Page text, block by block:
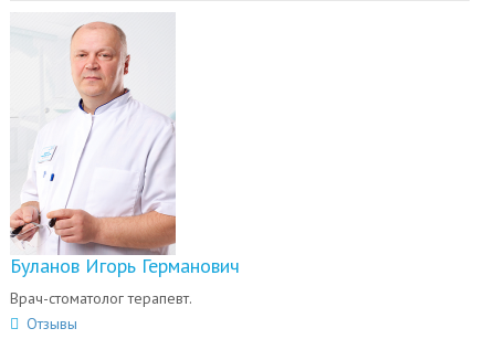
Буланов Игорь Германович
Врач-стоматолог терапевт.
Отзывы